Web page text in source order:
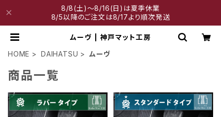
8/8(土)～8/16(日)は夏季休業
8/5以降のご注文は8/17より順次発送
ムーヴ | 神戸マット工房
HOME
DAIHATSU ムーヴ
商品一覧